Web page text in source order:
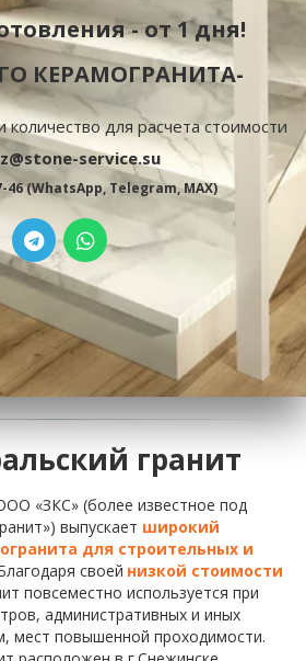
- от 1 дня!
КЕРАМОГРАНИТА-
для расчета стоимости
service.su
46 (WhatsApp, Telegram, MAX)
гранит
«ЗКС» (более известное под
выпускает широкий
для строительных и
своей низкой стоимости
повсеместно используется при
административных и иных
мест повышенной проходимости.